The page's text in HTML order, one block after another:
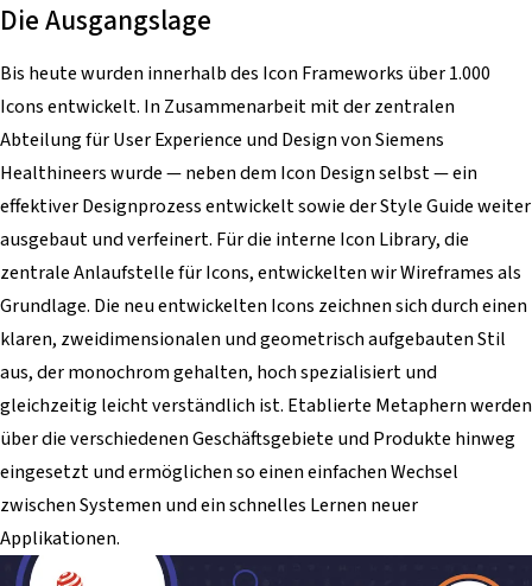
Die Ausgangslage
Bis heute wurden innerhalb des Icon Frameworks über 1.000
Icons entwickelt. In Zusammenarbeit mit der zentralen
Abteilung für User Experience und Design von Siemens
Healthineers wurde — neben dem Icon Design selbst — ein
effektiver Designprozess entwickelt sowie der Style Guide weiter
ausgebaut und verfeinert. Für die interne Icon Library, die
zentrale Anlaufstelle für Icons, entwickelten wir Wireframes als
Grundlage. Die neu entwickelten Icons zeichnen sich durch einen
klaren, zweidimensionalen und geometrisch aufgebauten Stil
aus, der monochrom gehalten, hoch spezialisiert und
gleichzeitig leicht verständlich ist. Etablierte Metaphern werden
über die verschiedenen Geschäftsgebiete und Produkte hinweg
eingesetzt und ermöglichen so einen einfachen Wechsel
zwischen Systemen und ein schnelles Lernen neuer
Applikationen.